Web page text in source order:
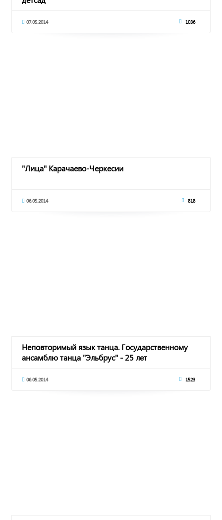
07.05.2014 1036
"Лица" Карачаево-Черкесии
06.05.2014 818
Неповторимый язык танца. Государственному
ансамблю танца "Эльбрус" - 25 лет
06.05.2014 1523